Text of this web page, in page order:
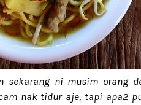
sekarang ni musim orang
nak tidur aje, tapi apa2